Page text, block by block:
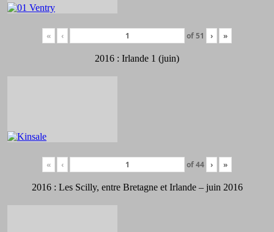
« ‹ of51 › »
2016 : Irlande 1 (juin)
« ‹ of44 › »
2016 : Les Scilly, entre Bretagne et Irlande – juin 2016